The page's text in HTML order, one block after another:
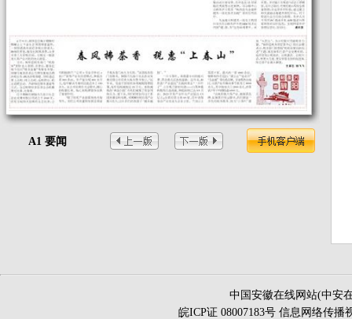
A1 要闻
中国安徽在线网站(中安
皖ICP证 08007183号 信息网络传播